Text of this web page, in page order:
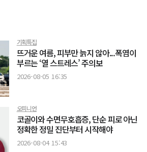
기획특집
뜨거운 여름, 피부만 늙지 않아...폭염이
부르는 ‘열 스트레스’ 주의보
2026-08-05 16:35
오피니언
코골이와 수면무호흡증, 단순 피로 아닌
정확한 정밀 진단부터 시작해야
2026-08-04 15:43